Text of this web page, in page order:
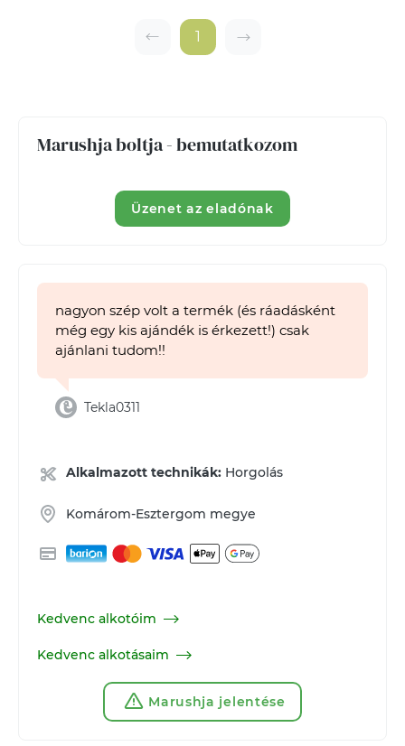
Marushja boltja - bemutatkozom
Üzenet az eladónak
nagyon szép volt a termék (és ráadásként
még egy kis ajándék is érkezett!) csak
ajánlani tudom!!
Tekla0311
Alkalmazott technikák: Horgolás
Komárom-Esztergom megye
Kedvenc alkotóim
Kedvenc alkotásaim
Marushja jelentése
1